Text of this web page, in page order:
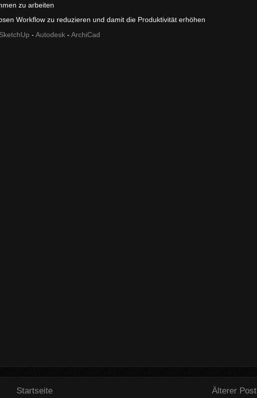
zu arbeiten
Workflow zu reduzieren und damit die Produktivität erhöhen
SketchUp - Autodesk - ArchiCad
Älterer Post
Startseite